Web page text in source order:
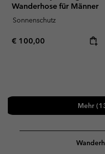
Wanderhose für Männer
Sonnenschutz
Regular price:
€ 100,00
Mehr